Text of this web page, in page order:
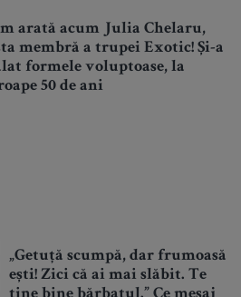
arată acum Julia Chelaru,
membră a trupei Exotic! Și-a
formele voluptoase, la
50 de ani
„Getuță scumpă, dar frumoasă
ești! Zici că ai mai slăbit. Te